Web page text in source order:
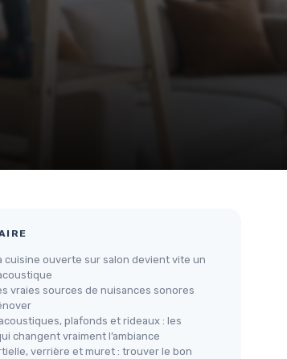
cuisine ouverte sur salon devient vite un
vraies sources de nuisances sonores
plafonds et rideaux : les
changent vraiment l’ambiance
verrière et muret : trouver le bon